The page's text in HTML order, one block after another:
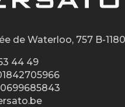
de Waterloo, 757 B-
44 49